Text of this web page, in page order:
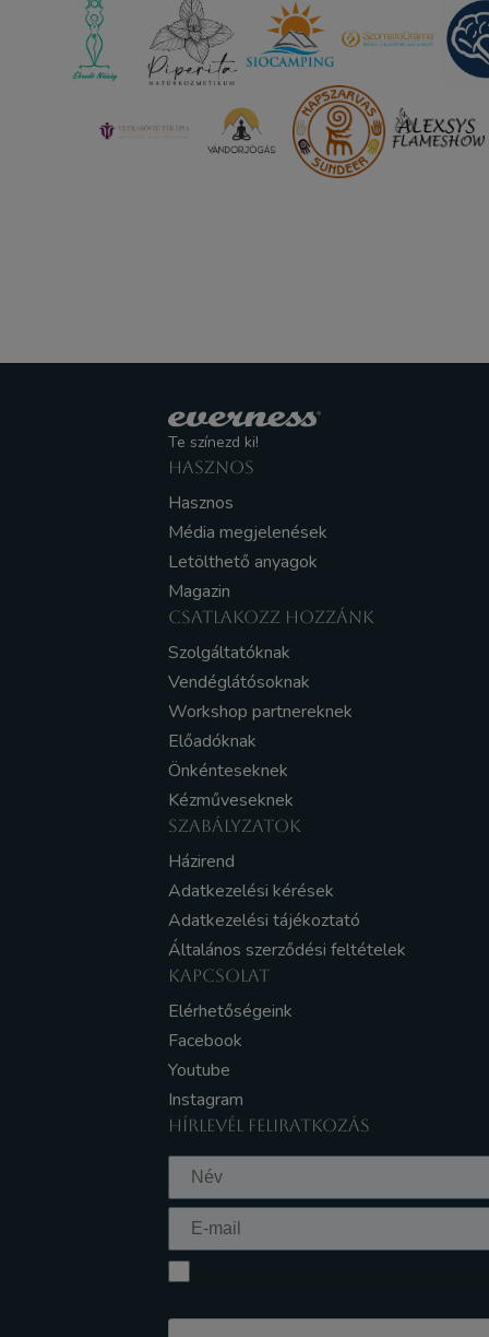
Te színezd ki!
HASZNOS
Hasznos
Média megjelenések
Letölthető anyagok
Magazin
CSATLAKOZZ HOZZÁNK
Szolgáltatóknak
Vendéglátósoknak
Workshop partnereknek
Előadóknak
Önkénteseknek
Kézműveseknek
SZABÁLYZATOK
Házirend
Adatkezelési kérések
Adatkezelési tájékoztató
Általános szerződési feltételek
KAPCSOLAT
Elérhetőségeink
Facebook
Youtube
Instagram
HÍRLEVÉL FELIRATKOZÁS